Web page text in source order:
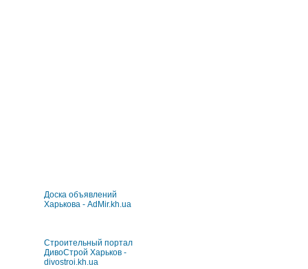
Доска объявлений
Харькова - AdMir.kh.ua
Строительный портал
ДивоСтрой Харьков -
divostroi.kh.ua